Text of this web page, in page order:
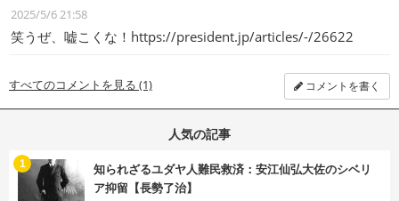
2025/5/6 21:58
笑うぜ、嘘こくな！https://president.jp/articles/-/26622
すべてのコメントを見る (1) コメントを書く
人気の記事
知られざるユダヤ人難民救済：安江仙弘大佐のシベリ
ア抑留【長勢了治】
1